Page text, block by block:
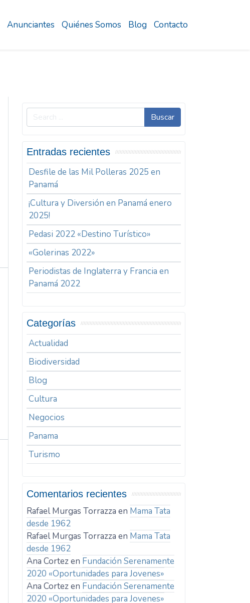
Anunciantes Quiénes Somos Blog Contacto
Buscar
Entradas recientes
Desfile de las Mil Polleras 2025 en
Panamá
¡Cultura y Diversión en Panamá enero
2025!
Pedasi 2022 «Destino Turístico»
«Golerinas 2022»
Periodistas de Inglaterra y Francia en
Panamá 2022
Categorías
Actualidad
Biodiversidad
Blog
Cultura
Negocios
Panama
Turismo
Comentarios recientes
Rafael Murgas Torrazza en Mama Tata
desde 1962
Rafael Murgas Torrazza en Mama Tata
desde 1962
Ana Cortezen Fundación Serenamente
2020 «Oportunidades para Jovenes»
Ana Cortezen Fundación Serenamente
2020 «Oportunidades para Jovenes»